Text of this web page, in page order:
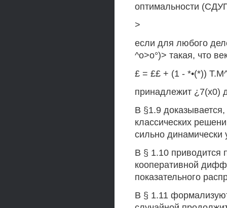
оптимальности
>
если для любого
^о>о°)> такая, что
£ = ££ + (1 - *•(*))
принадлежит ¿7(х0)
В §1.9
классических
сильно динамически
В § 1.10 приводится
кооперативной
показательного
В § 1.11